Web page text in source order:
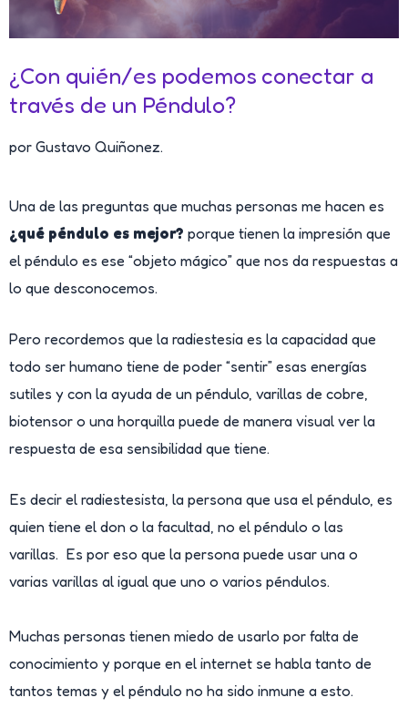
¿Con quién/es podemos conectar a
través de un Péndulo?
por Gustavo Quiñonez.
Una de las preguntas que muchas personas me hacen es
¿qué péndulo es mejor? porque tienen la impresión que
el péndulo es ese “objeto mágico” que nos da respuestas a
lo que desconocemos.
Pero recordemos que la radiestesia es la capacidad que
todo ser humano tiene de poder “sentir” esas energías
sutiles y con la ayuda de un péndulo, varillas de cobre,
biotensor o una horquilla puede de manera visual ver la
respuesta de esa sensibilidad que tiene.
Es decir el radiestesista, la persona que usa el péndulo, es
quien tiene el don o la facultad, no el péndulo o las
varillas. Es por eso que la persona puede usar una o
varias varillas al igual que uno o varios péndulos.
Muchas personas tienen miedo de usarlo por falta de
conocimiento y porque en el internet se habla tanto de
tantos temas y el péndulo no ha sido inmune a esto.